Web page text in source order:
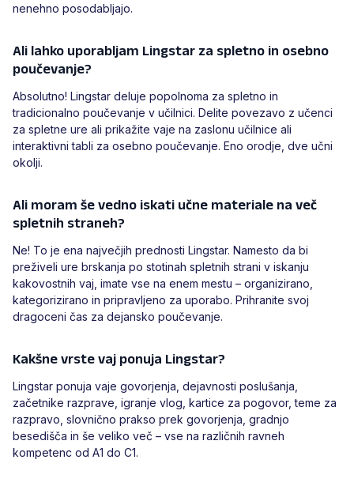
nenehno posodabljajo.
Ali lahko uporabljam Lingstar za spletno in osebno
poučevanje?
Absolutno! Lingstar deluje popolnoma za spletno in
tradicionalno poučevanje v učilnici. Delite povezavo z učenci
za spletne ure ali prikažite vaje na zaslonu učilnice ali
interaktivni tabli za osebno poučevanje. Eno orodje, dve učni
okolji.
Ali moram še vedno iskati učne materiale na več
spletnih straneh?
Ne! To je ena največjih prednosti Lingstar. Namesto da bi
preživeli ure brskanja po stotinah spletnih strani v iskanju
kakovostnih vaj, imate vse na enem mestu – organizirano,
kategorizirano in pripravljeno za uporabo. Prihranite svoj
dragoceni čas za dejansko poučevanje.
Kakšne vrste vaj ponuja Lingstar?
Lingstar ponuja vaje govorjenja, dejavnosti poslušanja,
začetnike razprave, igranje vlog, kartice za pogovor, teme za
razpravo, slovnično prakso prek govorjenja, gradnjo
besedišča in še veliko več – vse na različnih ravneh
kompetenc od A1 do C1.